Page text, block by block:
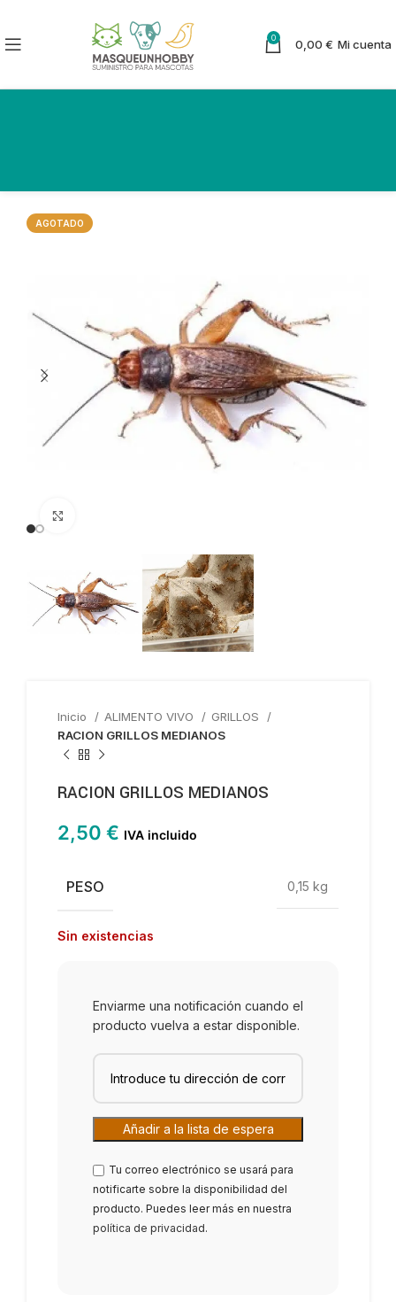
0 0,00 € Mi cuenta
AGOTADO
Inicio ALIMENTO VIVO
GRILLOS
RACION GRILLOS MEDIANOS
RACION GRILLOS MEDIANOS
2,50 € IVA incluido
PESO 0,15 kg
Sin existencias
Enviarme una notificación cuando el
producto vuelva a estar disponible.
Tu correo electrónico se usará para
notificarte sobre la disponibilidad del
producto. Puedes leer más en nuestra
política de privacidad.